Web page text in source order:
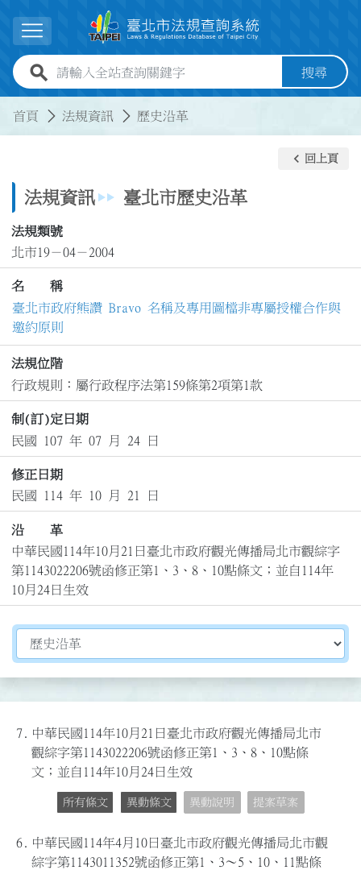
展開選單
全站查詢關鍵字欄位 搜尋
首頁 法規資訊 歷史沿革
法規資訊 臺北市歷史沿革
keyboard_arrow_left 回上頁
法規類號
北市19－04－2004
名 稱
臺北市政府熊讚 Bravo 名稱及專用圖檔非專屬授權合作與
邀約原則
法規位階
行政規則：屬行政程序法第159條第2項第1款
制(訂)定日期
民國 107 年 07 月 24 日
修正日期
民國 114 年 10 月 21 日
沿 革
中華民國114年10月21日臺北市政府觀光傳播局北市觀綜字
第1143022206號函修正第1、3、8、10點條文；並自114年
10月24日生效
切換選擇法規資訊內容
7.
中華民國114年10月21日臺北市政府觀光傳播局北市
觀綜字第1143022206號函修正第1、3、8、10點條
文；並自114年10月24日生效
所有條文 異動條文 異動說明 提案草案
6. 中華民國114年4月10日臺北市政府觀光傳播局北市觀
綜字第1143011352號函修正第1、3～5、10、11點條